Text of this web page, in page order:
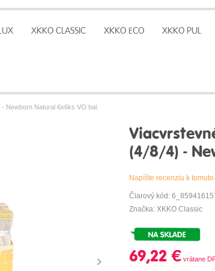
XKKO CLASSIC XKKO ECO XKKO PUL
Newborn Natural 6x6ks VO bal.
(4/8/4) -
Napíšte recenziu k
Čiarový kód:
Značka: XKKO Classic
69,22 €